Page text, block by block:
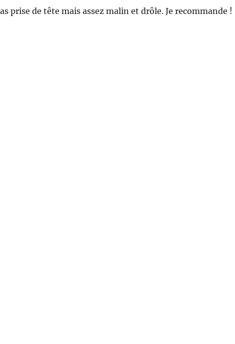
prise de tête mais assez malin et drôle. Je recommande !